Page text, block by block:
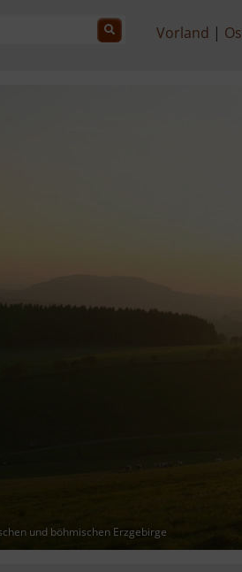
Vorland
und böhmischen Erzgebirge